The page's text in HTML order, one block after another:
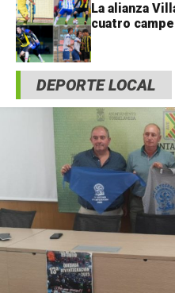
La alianza
cuatro
DEPORTE LOCAL